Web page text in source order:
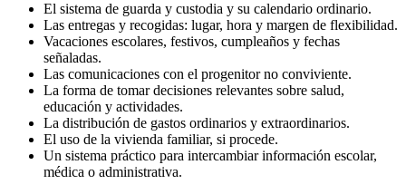
El sistema de guarda y custodia y su calendario ordinario.
Las entregas y recogidas: lugar, hora y margen de flexibilidad.
Vacaciones escolares, festivos, cumpleaños y fechas
señaladas.
Las comunicaciones con el progenitor no conviviente.
La forma de tomar decisiones relevantes sobre salud,
educación y actividades.
La distribución de gastos ordinarios y extraordinarios.
El uso de la vivienda familiar, si procede.
Un sistema práctico para intercambiar información escolar,
médica o administrativa.